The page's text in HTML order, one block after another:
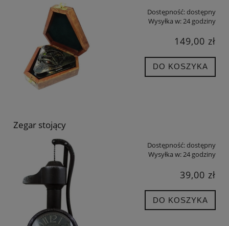
Dostępność:dostępny
Wysyłka w:24 godziny
149,00 zł
DO KOSZYKA
Zegar stojący
Dostępność:dostępny
Wysyłka w:24 godziny
39,00 zł
DO KOSZYKA